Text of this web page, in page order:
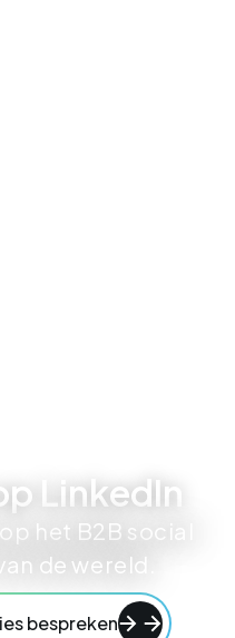
LinkedIn
het B2B social
de wereld.
bespreken